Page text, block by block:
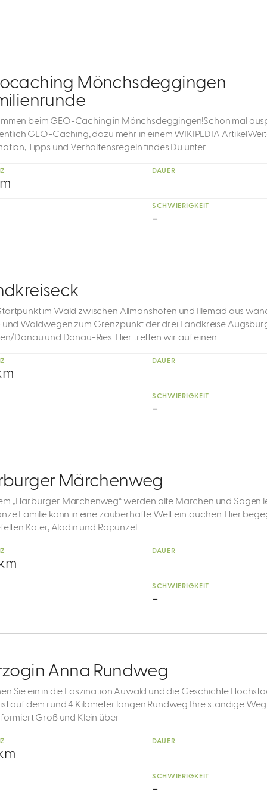
Mönchsdeggingen
beim GEO-Caching in Mönchsdeggingen!Schon mal
GEO-Caching, dazu mehr in einem WIKIPEDIA
Tipps und Verhaltensregeln findes Du unter
DAUER
SCHWIERIGKEIT
-
im Wald zwischen Allmanshofen und Illemad aus
und Waldwegen zum Grenzpunkt der drei Landkreise
Donau und Donau-Ries. Hier treffen wir auf einen
DAUER
SCHWIERIGKEIT
-
Märchenweg
„Harburger Märchenweg“ werden alte Märchen und Sagen
Familie kann in eine zauberhafte Welt eintauchen. Hier
Kater, Aladin und Rapunzel
DAUER
SCHWIERIGKEIT
-
Anna Rundweg
Sie ein in die Faszination Auwald und die Geschichte
auf dem rund 4 Kilometer langen Rundweg Ihre ständige
Groß und Klein über
DAUER
SCHWIERIGKEIT
-